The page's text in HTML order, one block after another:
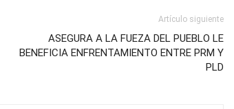
Artículo siguiente
ASEGURA A LA FUEZA DEL PUEBLO LE
BENEFICIA ENFRENTAMIENTO ENTRE PRM Y
PLD